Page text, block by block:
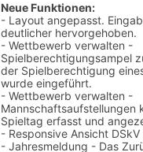
Neue Funktionen:
- Layout angepasst.
deutlicher hervorgehoben.
- Wettbewerb verwalten -
Spielberechtigungsampel
der Spielberechtigung
wurde eingeführt.
- Wettbewerb verwalten -
Mannschaftsaufstellungen
Spieltag erfasst und
- Responsive Ansicht
- Jahresmeldung - Das